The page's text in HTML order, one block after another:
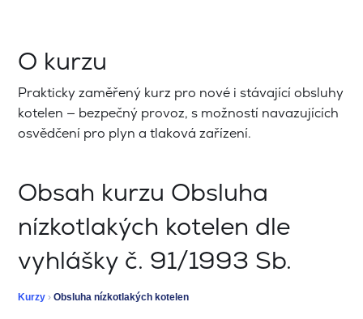
O kurzu
Prakticky zaměřený kurz pro nové i stávající obsluhy
kotelen — bezpečný provoz, s možností navazujících
osvědčení pro plyn a tlaková zařízení.
Obsah kurzu Obsluha
nízkotlakých kotelen dle
vyhlášky č. 91/1993 Sb.
Kurzy › Obsluha nízkotlakých kotelen